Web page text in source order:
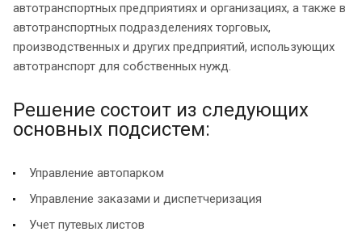
автотранспортных предприятиях и организациях, а также в
автотранспортных подразделениях торговых,
производственных и других предприятий, использующих
автотранспорт для собственных нужд.
Решение состоит из следующих
основных подсистем:
Управление автопарком
Управление заказами и диспетчеризация
Учет путевых листов